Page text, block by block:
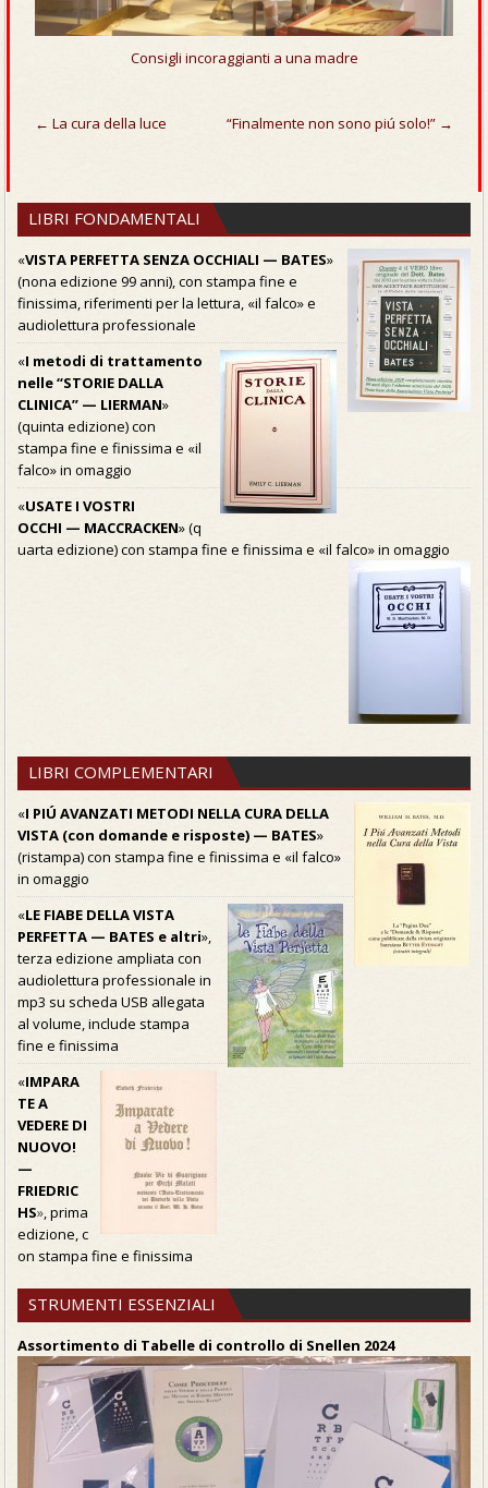
Consigli incoraggianti a una madre
Navigazione
← La cura della luce “Finalmente non sono piú solo!” →
LIBRI FONDAMENTALI
«VISTA PERFETTA SENZA OCCHIALI — BATES»
(nona edizione 99 anni), con stampa fine e
finissima, riferimenti per la lettura, «il falco» e
audiolettura professionale
«I metodi di trattamento
nelle “STORIE DALLA
CLINICA” — LIERMAN»
(quinta edizione) con
stampa fine e finissima e «il
falco» in omaggio
«USATE I VOSTRI
OCCHI — MACCRACKEN» (q
uarta edizione) con stampa fine e finissima e «il falco» in omaggio
LIBRI COMPLEMENTARI
«I PIÚ AVANZATI METODI NELLA CURA DELLA
VISTA (con domande e risposte) — BATES»
(ristampa) con stampa fine e finissima e «il falco»
in omaggio
«LE FIABE DELLA VISTA
PERFETTA — BATES e altri»,
terza edizione ampliata con
audiolettura professionale in
mp3 su scheda USB allegata
al volume, include stampa
fine e finissima
«IMPARA
TE A
VEDERE DI
NUOVO!
—
FRIEDRIC
HS», prima
edizione, c
on stampa fine e finissima
STRUMENTI ESSENZIALI
Assortimento di Tabelle di controllo di Snellen 2024